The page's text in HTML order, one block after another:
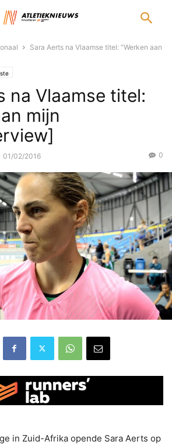
Sara Aerts na Vlaamse titel: “Werken aan
na Vlaamse titel:
mijn
01/02/2016 0
in Zuid-Afrika opende Sara Aerts op